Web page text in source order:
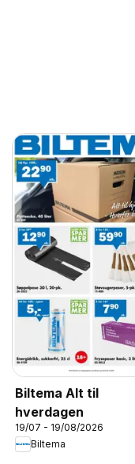
Biltema Alt til
hverdagen
19/07 - 19/08/2026
Biltema